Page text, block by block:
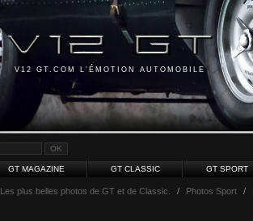
V12 GT.COM L'ÉMOTION AUTOMOBILE
GT MAGAZINE GT CLASSIC GT SPORT
Les plus belles photos de GT et de Classic. / Photos Sport /